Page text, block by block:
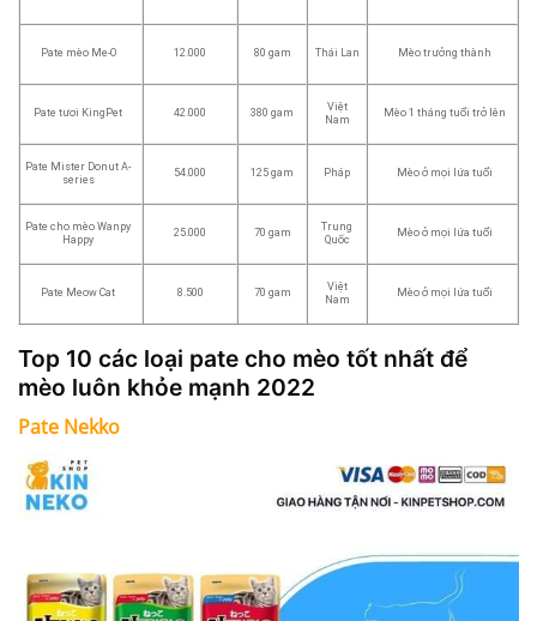
Pate mèo Me-O 12.000 80 gam Thái Lan Mèo trưởng thành
Pate tươi KingPet 42.000 380 gam
Việt
Nam
Mèo 1 tháng tuổi trở lên
Pate Mister Donut A-
series
54.000 125 gam Pháp Mèo ở mọi lứa tuổi
Pate cho mèo Wanpy
Happy
25.000 70 gam
Trung
Quốc
Mèo ở mọi lứa tuổi
Pate Meow Cat 8.500 70 gam
Việt
Nam
Mèo ở mọi lứa tuổi
Top 10 các loại pate cho mèo tốt nhất để
mèo luôn khỏe mạnh 2022
Pate Nekko